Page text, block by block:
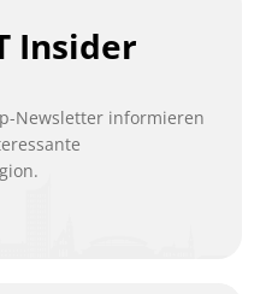
Insider
Newsletter informieren